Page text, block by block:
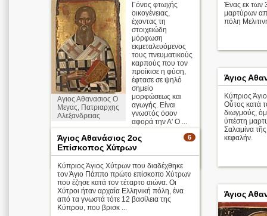
Αγιος Αθανασιος Ο
Μεγας, Πατριαρχης
Αλεξανδρειας
Γόνος φτωχής
οικογένειας,
έχοντας τη
στοιχειώδη
μόρφωση
εκμεταλευόμενος
τους πνευματικούς
καρπούς που τον
προίκισε η φύση,
έφτασε σε ψηλό
σημείο
μορφώσεως και
αγωγής. Είναι
γνωστός όσον
αφορά την Α' Ο ...
Απολυτίκιο
Ένας εκ των
μαρτύρων
πόλη
Άγιος
Κύπριος
Οὗτος κατὰ
διωγμούς,
ὑπέστη
Σαλαμίνα
κεφαλήν.
6
Άγιος Αθανάσιος 2ος
Επίσκοπος Χύτρων
Κύπριος Άγιος Χύτρων που διαδέχθηκε
τον Άγιο Πάππο πρώτο επίσκοπο Χύτρων
που έζησε κατά τον τέταρτο αιώνα. Οι
Χύτροι ήταν αρχαία Ελληνική πόλη, ένα
από τα γνωστά τότε 12 βασίλεια της
Κύπρου, που βρισκ ...
Άγιος